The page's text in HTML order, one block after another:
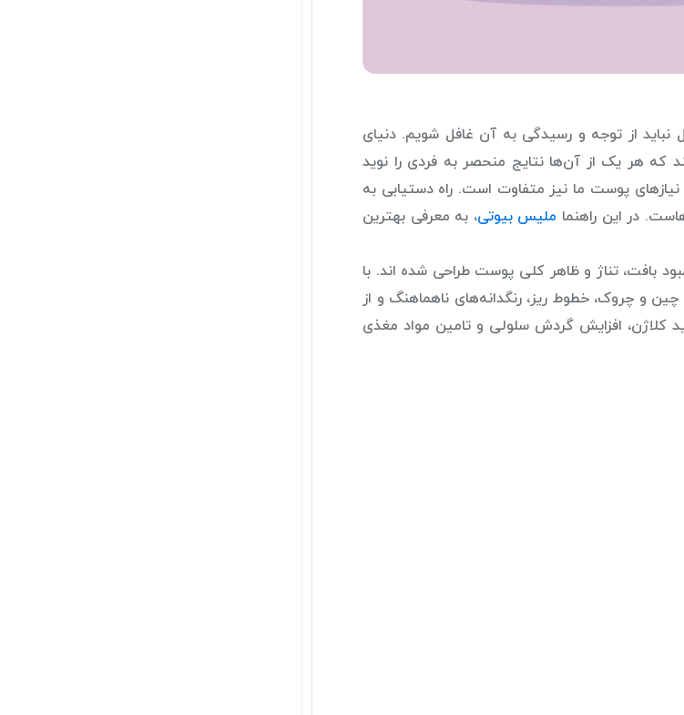
نباید از توجه و رسیدگی به آن غافل شویم. دنیای
هر یک از آن‌ها نتایج منحصر به فردی را نوید
پوست ما نیز متفاوت است. راه دستیابی به
در این راهنما ملیس بیوتی، به معرفی بهترین
بافت، تناژ و ظاهر کلی پوست طراحی شده اند. با
و چروک، خطوط ریز، رنگدانه‌های ناهماهنگ و از
افزایش گردش سلولی و تامین مواد مغذی